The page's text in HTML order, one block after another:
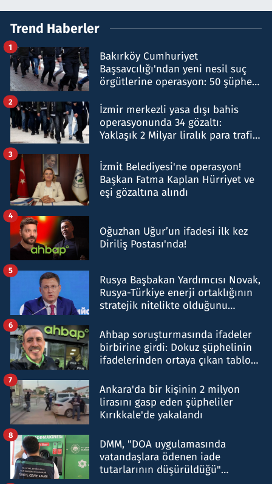
Trend Haberler
Bakırköy Cumhuriyet
Başsavcılığı'ndan yeni nesil suç
örgütlerine operasyon: 50 şüpheli
1
İzmir merkezli yasa dışı bahis
operasyonunda 34 gözaltı:
Yaklaşık 2 Milyar liralık para trafiği
2
İzmit Belediyesi'ne operasyon!
Başkan Fatma Kaplan Hürriyet ve
eşi gözaltına alındı
3
Oğuzhan Uğur’un ifadesi ilk kez
Diriliş Postası'nda!
4
Rusya Başbakan Yardımcısı Novak,
Rusya-Türkiye enerji ortaklığının
stratejik nitelikte olduğunu
5
Ahbap soruşturmasında ifadeler
birbirine girdi: Dokuz şüphelinin
ifadelerinden ortaya çıkan tablo
6
Ankara'da bir kişinin 2 milyon
lirasını gasp eden şüpheliler
Kırıkkale'de yakalandı
7
DMM, "DOA uygulamasında
vatandaşlara ödenen iade
tutarlarının düşürüldüğü"
8